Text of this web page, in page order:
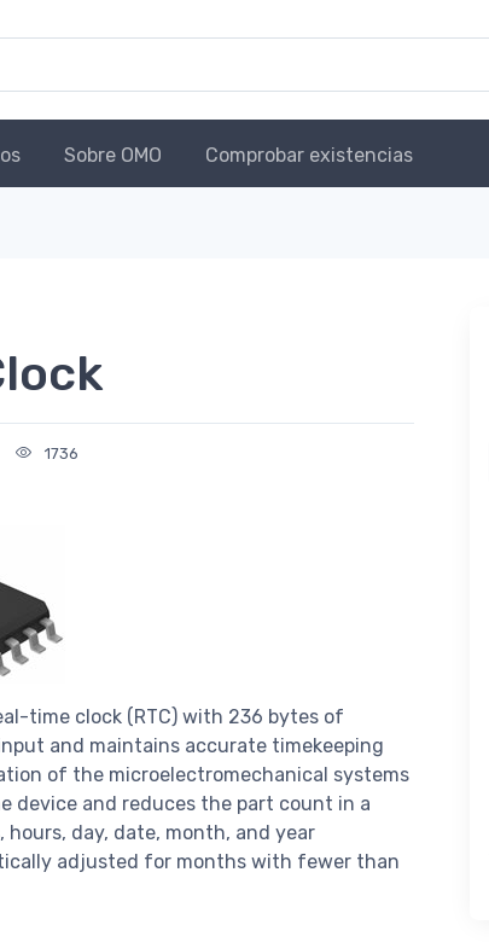
Sobre OMO Comprobar existencias
1736
time clock (RTC) with 236 bytes of
and maintains accurate timekeeping
of the microelectromechanical systems
device and reduces the part count in a
day, date, month, and year
adjusted for months with fewer than